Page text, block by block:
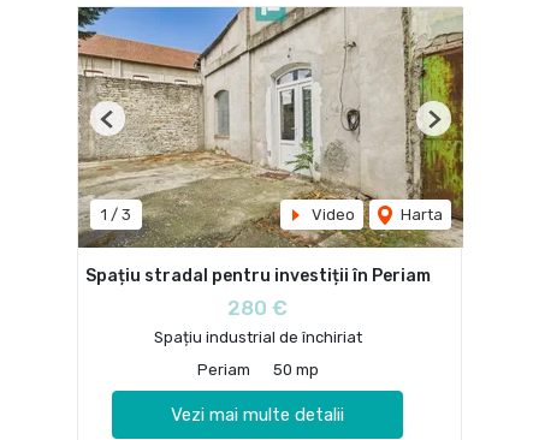
1 / 3 Video Harta
Previous Next
Spațiu stradal pentru investiții în Periam
280 €
Spațiu industrial de închiriat
Periam
50 mp
Vezi mai multe detalii